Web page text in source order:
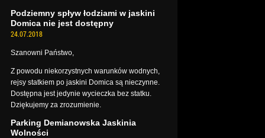
Podziemny spływ łodziami w jaskini
Domica nie jest dostępny
24.07.2018
Szanowni Państwo,
Z powodu niekorzystnych warunków wodnych,
rejsy statkiem po jaskini Domica są nieczynne.
Dostępna jest jedynie wycieczka bez statku.
Dziękujemy za zrozumienie.
Parking Demianowska Jaskinia
Wolności